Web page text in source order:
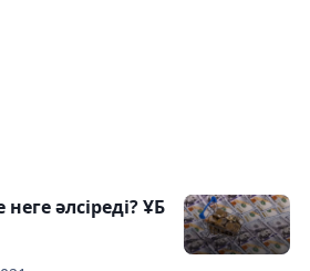
әлсіреді? ҰБ